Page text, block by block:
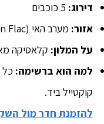
דירוג:
אזור: מערב האי (Flic en Flac)
על המלון: קלאסיקה
למה הוא ברשימה: כל
קוקטייל ביד.
להזמנת חדר מול